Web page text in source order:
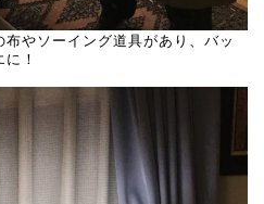
やソーイング道具があり、バッ
！